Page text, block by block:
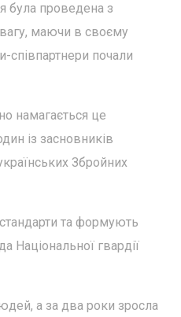
була проведена з
маючи в своєму
співпартнери почали
намагається це
із засновників
Збройних
стандарти та формують
Національної гвардії
а за два роки зросла